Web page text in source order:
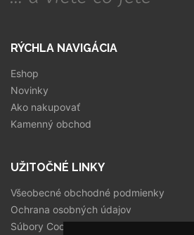
RÝCHLA NAVIGÁCIA
Eshop
Novinky
Ako nakupovať
Kamenný obchod
UŽITOČNÉ LINKY
Všeobecné obchodné podmienky
Ochrana osobných údajov
Súbory Cookies